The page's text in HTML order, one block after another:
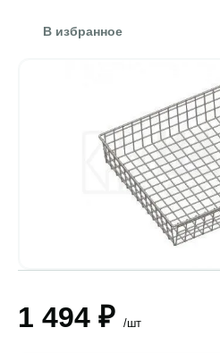
В избранное
1 494 ₽ /шт